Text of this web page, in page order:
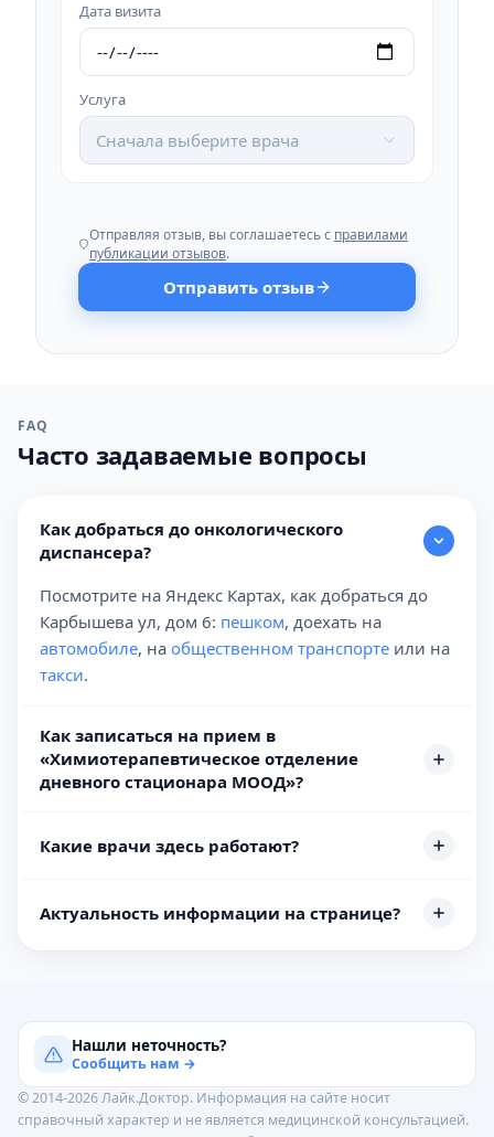
Дата визита
Услуга
Сначала выберите врача
Отправляя отзыв, вы соглашаетесь с правилами
публикации отзывов.
Отправить отзыв
FAQ
Часто задаваемые вопросы
Как добраться до онкологического
диспансера?
Посмотрите на Яндекс Картах, как добраться до
Карбышева ул, дом 6: пешком, доехать на
автомобиле, на общественном транспорте или на
такси.
Как записаться на прием в
«Химиотерапевтическое отделение
дневного стационара МООД»?
Какие врачи здесь работают?
Актуальность информации на странице?
Нашли неточность?
Сообщить нам →
© 2014-2026 Лайк.Доктор. Информация на сайте носит
справочный характер и не является медицинской консультацией.